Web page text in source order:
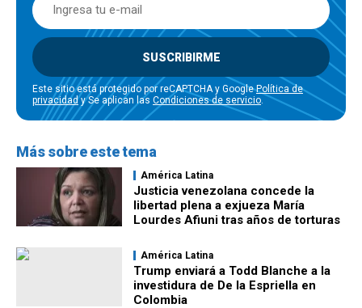
SUSCRIBIRME
Este sitio está protegido por reCAPTCHA y GooglePolítica de
privacidady Se aplican las Condiciones de servicio.
Más sobre este tema
América Latina
Justicia venezolana concede la
libertad plena a exjueza María
Lourdes Afiuni tras años de torturas
América Latina
Trump enviará a Todd Blanche a la
investidura de De la Espriella en
Colombia